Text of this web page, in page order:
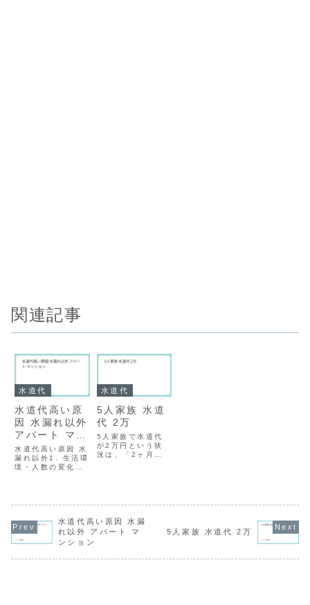
関連記事
水道代
水道代高い原
因 水漏れ以外
アパート マン
ション
水道代高い原因 水
漏れ以外1. 生活環
境・人数の変化同
数が増えると、入
の使用回数が劇的
に増加します。在
宅時間の増加: テ
レワークの導入や
夏休み・冬休みな
水道代
5人家族 水道
代 2万
5人家族で水道代
が2万円という状
況は、「2ヶ月に1
が「1ヶ月の請
求」であれば異常
に高いと言えま
水道代高い原因 水漏
れ以外 アパート マ
ンション
5人家族 水道代 2万